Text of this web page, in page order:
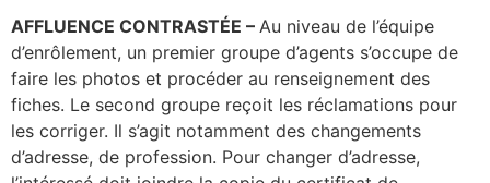
AFFLUENCE CONTRASTÉE – Au niveau de l’équipe
d’enrôlement, un premier groupe d’agents s’occupe de
faire les photos et procéder au renseignement des
fiches. Le second groupe reçoit les réclamations pour
les corriger. Il s’agit notamment des changements
d’adresse, de profession. Pour changer d’adresse,